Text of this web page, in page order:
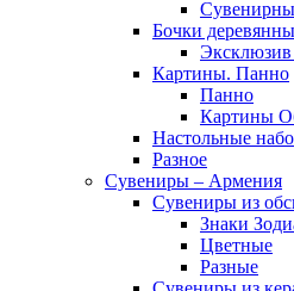
Бочки
Картины. Панно
Панно
Картины
Настольные
Разное
Сувениры – Армения
Сувениры из
Знаки
Цветные
Разные